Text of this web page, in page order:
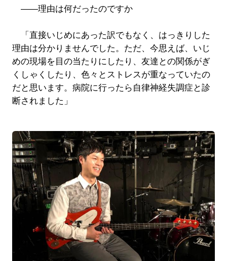
――理由は何だったのですか
「直接いじめにあった訳でもなく、はっきりした
理由は分かりませんでした。ただ、今思えば、いじ
めの現場を目の当たりにしたり、友達との関係がぎ
くしゃくしたり、色々とストレスが重なっていたの
だと思います。病院に行ったら自律神経失調症と診
断されました」